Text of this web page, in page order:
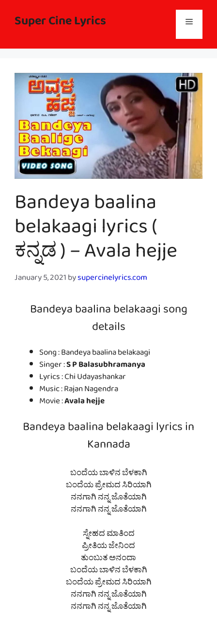
contentSuper Cine Lyrics Menu
Bandeya baalina
belakaagi lyrics (
ಕನ್ನಡ ) – Avala hejje
January 5, 2021bysupercinelyrics.com
Bandeya baalina belakaagi song
details
Song : Bandeya baalina belakaagi
Singer :S P Balasubhramanya
Lyrics : Chi Udayashankar
Music : Rajan Nagendra
Movie :Avala hejje
Bandeya baalina belakaagi lyrics in
Kannada
ಬಂದೆಯ ಬಾಳಿನ ಬೆಳಕಾಗಿ
ಬಂದೆಯ ಪ್ರೇಮದ ಸಿರಿಯಾಗಿ
ನನಗಾಗಿ ನನ್ನ ಜೊತೆಯಾಗಿ
ನನಗಾಗಿ ನನ್ನ ಜೊತೆಯಾಗಿ
ಸ್ನೇಹದ ಮಾತಿಂದ
ಪ್ರೀತಿಯ ಜೇನಿಂದ
ತುಂಬುತ ಅನಂದಾ
ಬಂದೆಯ ಬಾಳಿನ ಬೆಳಕಾಗಿ
ಬಂದೆಯ ಪ್ರೇಮದ ಸಿರಿಯಾಗಿ
ನನಗಾಗಿ ನನ್ನ ಜೊತೆಯಾಗಿ
ನನಗಾಗಿ ನನ್ನ ಜೊತೆಯಾಗಿ